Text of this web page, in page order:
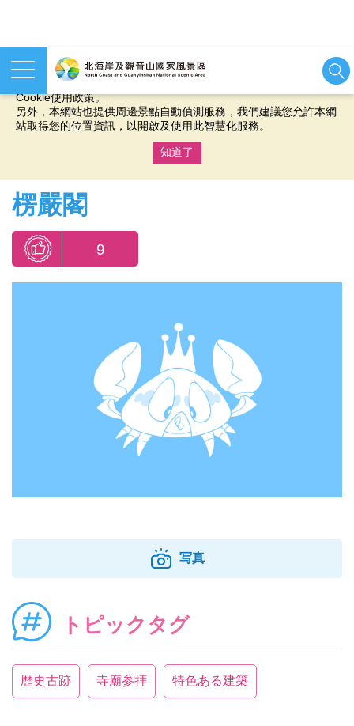
本網站使用cookies等相關技術以持續優化網站服務，並有助於為
您提供更佳的體驗，當您繼續使用本網站即表示您同意我們的
Cookie使用政策。
另外，本網站也提供周邊景點自動偵測服務，我們建議您允許本網
站取得您的位置資訊，以開啟及使用此智慧化服務。
知道了
楞嚴閣
9
写真
トピックタグ
歴史古跡 寺廟参拝 特色ある建築